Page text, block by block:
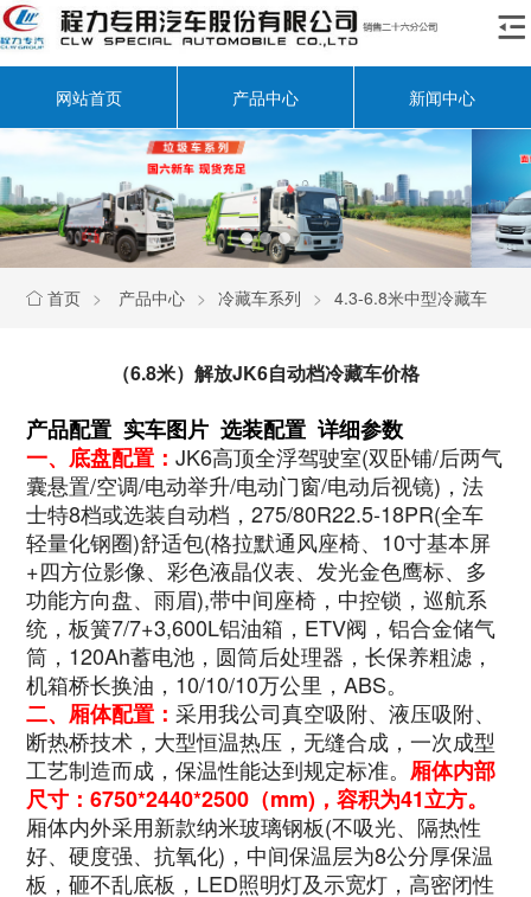

网站首页 产品中心 新闻中心
 首页 > 产品中心 > 冷藏车系列 > 4.3-6.8米中型冷藏车
（6.8米）解放JK6自动档冷藏车价格
产品配置 实车图片 选装配置 详细参数
一、底盘配置：JK6高顶全浮驾驶室(双卧铺/后两气
囊悬置/空调/电动举升/电动门窗/电动后视镜)，法
士特8档或选装自动档，275/80R22.5-18PR(全车
轻量化钢圈)舒适包(格拉默通风座椅、10寸基本屏
+四方位影像、彩色液晶仪表、发光金色鹰标、多
功能方向盘、雨眉),带中间座椅，中控锁，巡航系
统，板簧7/7+3,600L铝油箱，ETV阀，铝合金储气
筒，120Ah蓄电池，圆筒后处理器，长保养粗滤，
机箱桥长换油，10/10/10万公里，ABS。
二、厢体配置：采用我公司真空吸附、液压吸附、
断热桥技术，大型恒温热压，无缝合成，一次成型
工艺制造而成，保温性能达到规定标准。 厢体内部
尺寸：6750*2440*2500 （mm)，容积为41立方。
厢体内外采用新款纳米玻璃钢板(不吸光、隔热性
好、硬度强、抗氧化)，中间保温层为8公分厚保温
板，砸不乱底板，LED照明灯及示宽灯，高密闭性